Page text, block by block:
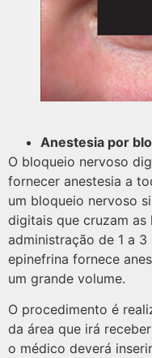
Anestesia por
O bloqueio nervoso
fornecer anestesia a
um bloqueio nervoso
digitais que cruzam as
administração de 1 a
epinefrina fornece
um grande volume.
O procedimento é
da área que irá
o médico deverá